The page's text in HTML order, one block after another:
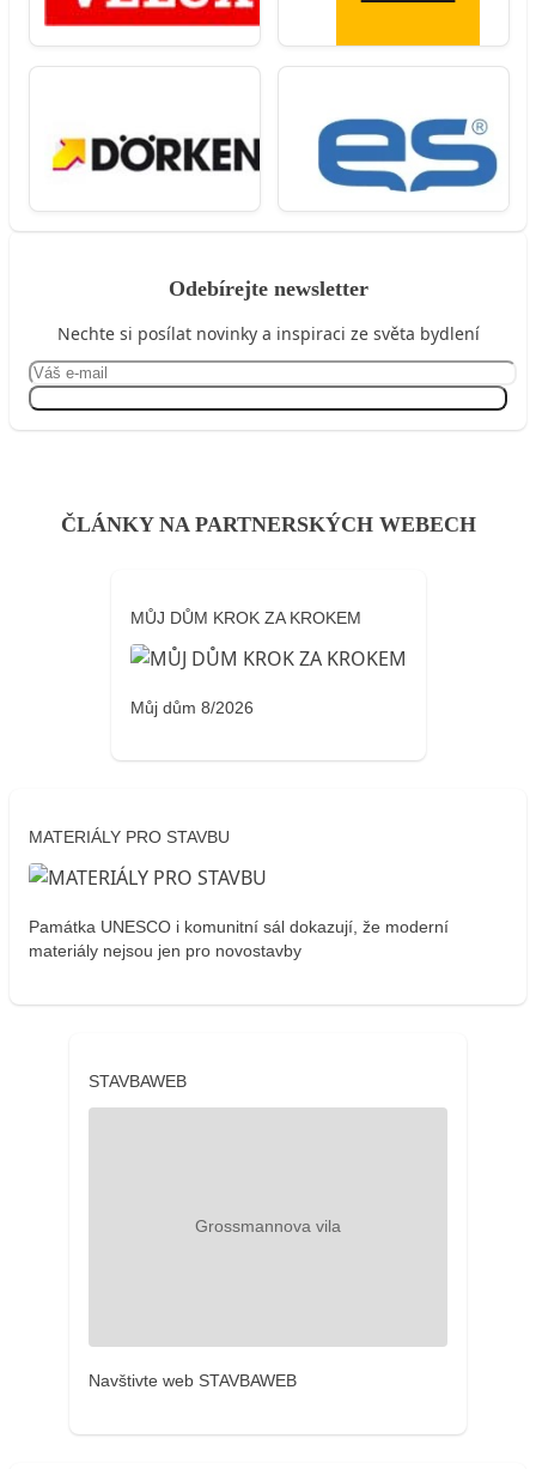
Odebírejte newsletter
Nechte si posílat novinky a inspiraci ze světa bydlení
ČLÁNKY NA PARTNERSKÝCH WEBECH
MŮJ DŮM KROK ZA KROKEM
Můj dům 8/2026
MATERIÁLY PRO STAVBU
Památka UNESCO i komunitní sál dokazují, že moderní
materiály nejsou jen pro novostavby
STAVBAWEB
Navštivte web STAVBAWEB